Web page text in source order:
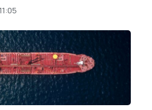
11:05